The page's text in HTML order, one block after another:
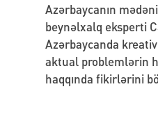
Azərbaycanın
beynəlxalq eksperti
Azərbaycanda
aktual problemlərin
haqqında fikirlərini